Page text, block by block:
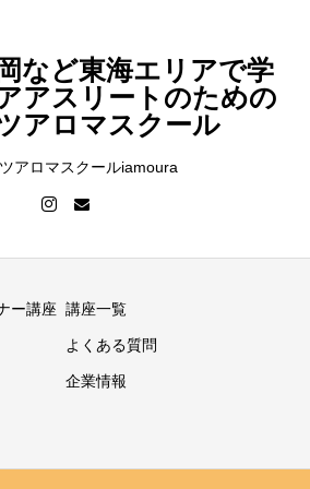
など東海エリアで学
アスリートのための
アロマスクール
アロマスクールiamoura
ー講座 講座一覧
よくある質問
企業情報